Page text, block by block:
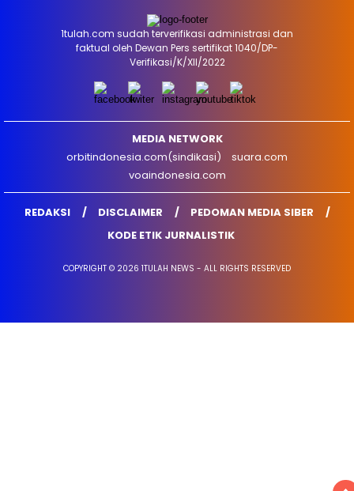
1tulah.com sudah terverifikasi administrasi dan
faktual oleh Dewan Pers sertifikat 1040/DP-
Verifikasi/K/XII/2022
MEDIA NETWORK
orbitindonesia.com(sindikasi)
suara.com
voaindonesia.com
REDAKSI DISCLAIMER
PEDOMAN MEDIA SIBER
KODE ETIK JURNALISTIK
COPYRIGHT © 2026 1TULAH NEWS - ALL RIGHTS RESERVED